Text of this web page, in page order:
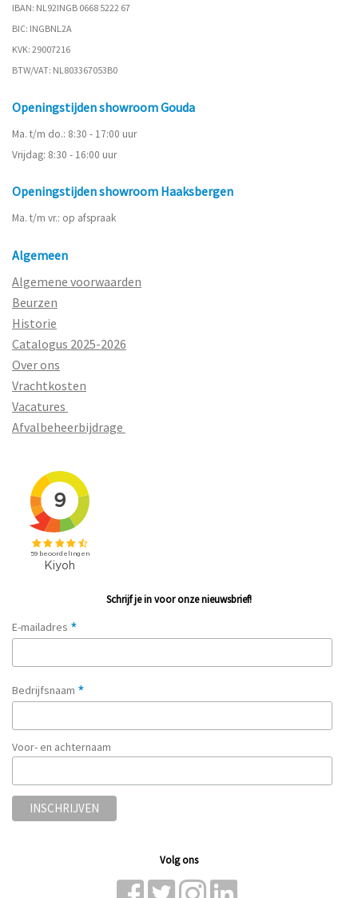
IBAN: NL92INGB 0668 5222 67
BIC: INGBNL2A
KVK: 29007216
BTW/VAT: NL803367053B0
Openingstijden showroom Gouda
Ma. t/m do.: 8:30 - 17:00 uur
Vrijdag: 8:30 - 16:00 uur
Openingstijden showroom Haaksbergen
Ma. t/m vr.: op afspraak
Algemeen
Algemene voorwaarden
Beurzen
Historie
Catalogus 2025-2026
Over ons
Vrachtkosten
Vacatures
Afvalbeheerbijdrage
Schrijf je in voor onze nieuwsbrief!
E-mailadres *
Bedrijfsnaam *
Voor- en achternaam
Volg ons